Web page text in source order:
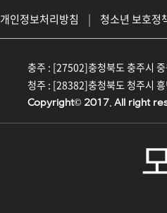
개인정보처리방침 |
청소년 보호정
충주 : [27502]충청북도 충주시
청주 : [28382]충청북도 청주시
Copyright© 2017. All right